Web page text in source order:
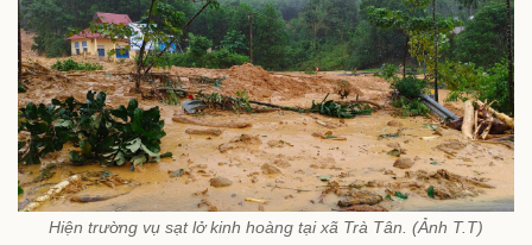
Hiện trường vụ sạt lở kinh hoàng tại xã Trà Tân. (Ảnh T.T)